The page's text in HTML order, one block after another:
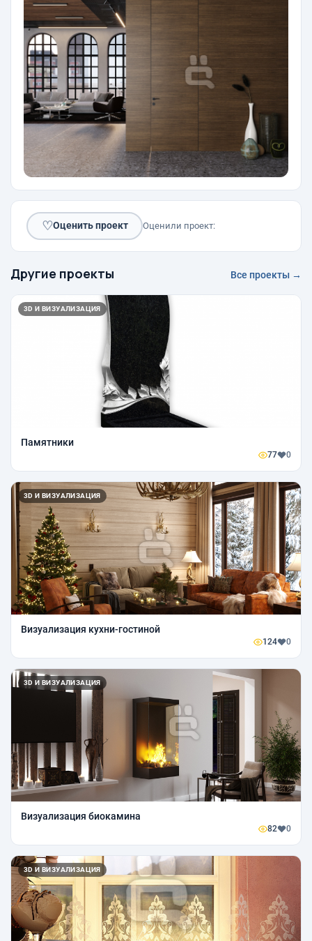
♡Оценить проект Оценили проект:
Другие проекты Все проекты →
3D И ВИЗУАЛИЗАЦИЯ
Памятники
77 0
3D И ВИЗУАЛИЗАЦИЯ
Визуализация кухни-гостиной
124 0
3D И ВИЗУАЛИЗАЦИЯ
Визуализация биокамина
82 0
3D И ВИЗУАЛИЗАЦИЯ